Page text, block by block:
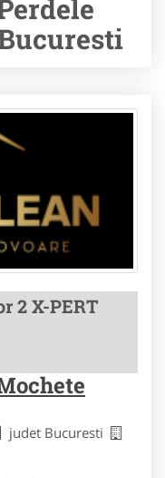
2 X-PERT
judet Bucuresti